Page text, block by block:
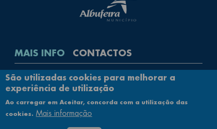
MAIS INFO CONTACTOS
Rodapé
Contactos
Política de Privacidade
Ficha Técnica
Mapa do Site
São utilizadas cookies para melhorar a
experiência de utilização
Ao carregar em Aceitar, concorda com a utilização das
cookies. Mais informação